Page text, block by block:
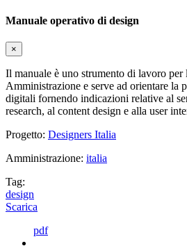
Manuale operativo di design
×
Il manuale è uno strumento di lavoro per
Amministrazione e serve ad orientare la
digitali fornendo indicazioni relative al
research, al content design e alla user
Progetto: Designers Italia
Amministrazione: italia
Tag:
design
Scarica
pdf